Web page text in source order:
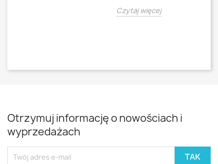
Czytaj więcej
Otrzymuj informację o nowościach i
wyprzedażach